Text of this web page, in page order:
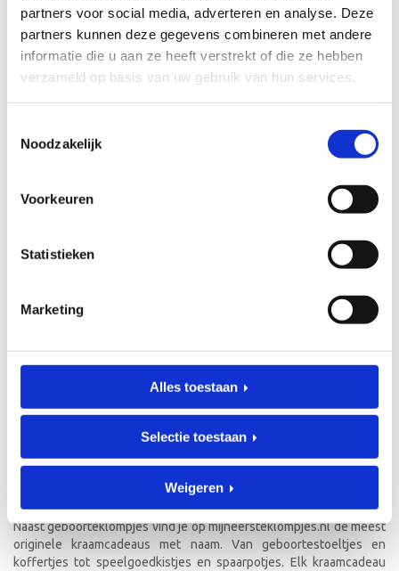
partners voor social media, adverteren en analyse. Deze
partners kunnen deze gegevens combineren met andere
informatie die u aan ze heeft verstrekt of die ze hebben
verzameld op basis van uw gebruik van hun services.
Noodzakelijk
Voorkeuren
Statistieken
Marketing
Alles toestaan
Selectie toestaan
Weigeren
GEBOORTEKLOMPJES EN
KRAAMCADEAU MET NAAM
Mijneersteklompjes.nl heeft al meer dan 15 jaar ervaring met het
vinden en ontdekten onze leuke geboorteklompjes. Onze
geboorteklompjes bestel je gemakkelijk online. We beschilderen
Over mijneersteklompjes.nl in Doetinchem
Achter mijneersteklompjes.nl zit een echte
verkopen van onze geboorteklompjes. Onze kracht is kwaliteit,
deze drie factoren bij elke opdracht nakomt, merk je dat klanten bij
elke geboorte weer aan mijneersteklompjes.nl denken. Momenteel
heeft mijneersteklompjes.nl een groot klantenbestand met enorm
gewaardeerde, trouwe klanten.
Kraamcadeau met naam
Naast geboorteklompjes vind je op mijneersteklompjes.nl de meest
originele kraamcadeaus met naam. Van geboortestoeltjes en
koffertjes tot speelgoedkistjes en spaarpotjes. Elk kraamcadeau